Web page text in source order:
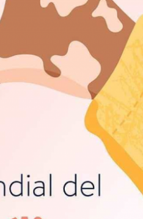
Tricología:
salud capilar